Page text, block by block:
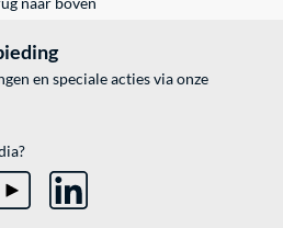
en speciale acties via onze